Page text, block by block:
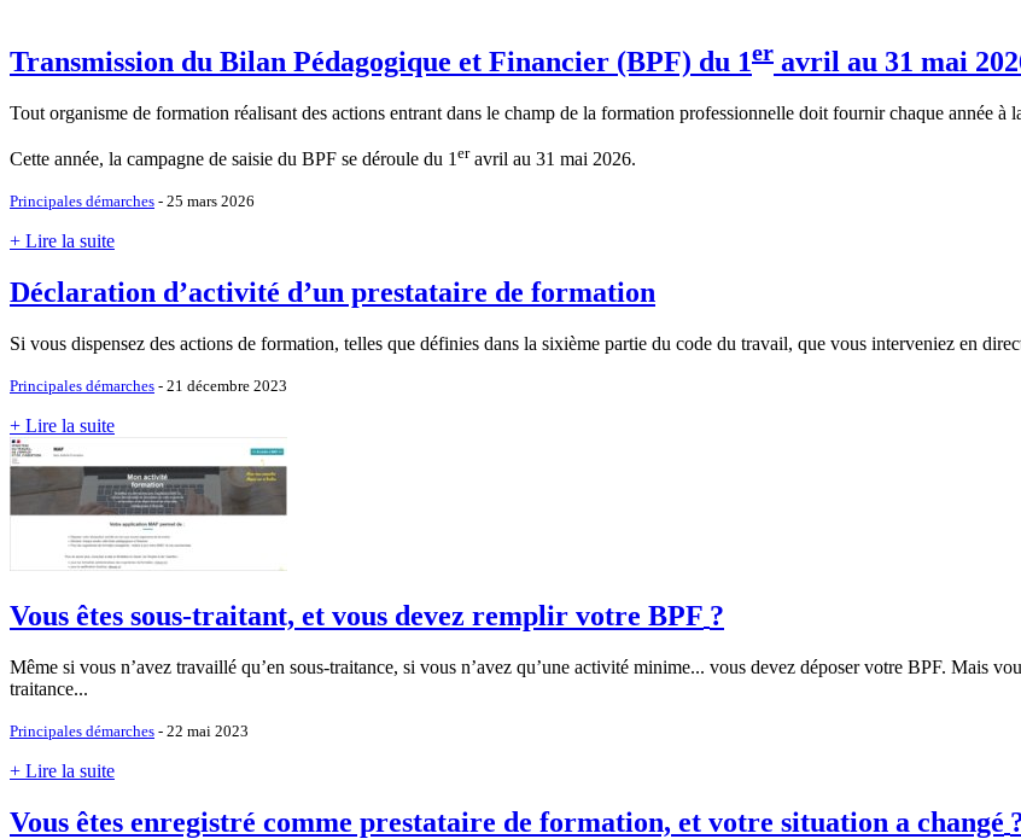
Transmission du Bilan Pédagogique et Financier (BPF) du 1er avril au 31 mai
Tout organisme de formation réalisant des actions entrant dans le champ de la formation professionnelle doit fournir chaque année
Cette année, la campagne de saisie du BPF se déroule du 1eravril au 31 mai 2026.
Principales démarches - 25 mars 2026
+ Lire la suite
Déclaration d’activité d’un prestataire de formation
Si vous dispensez des actions de formation, telles que définies dans la sixième partie du code du travail, que vous interveniez en
Principales démarches - 21 décembre 2023
+ Lire la suite
Vous êtes sous-traitant, et vous devez remplir votre BPF ?
Même si vous n’avez travaillé qu’en sous-traitance, si vous n’avez qu’une activité minime... vous devez déposer votre BPF. Mais
traitance...
Principales démarches - 22 mai 2023
+ Lire la suite
Vous êtes enregistré comme prestataire de formation, et votre situation a changé